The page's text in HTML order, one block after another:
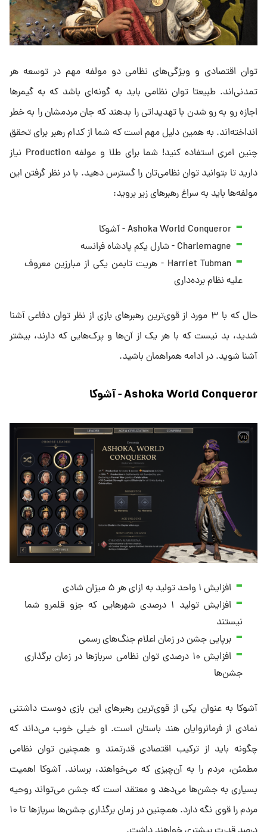
توان اقتصادی و ویژگی‌های نظامی دو مولفه مهم در توسعه هر
تمدنی‌اند. طبیعتا توان نظامی باید به گونه‌ای باشد که به گیمرها
اجازه رو به رو شدن با تهدیداتی را بدهند که جان مردمشان را به خطر
انداخته‌اند. به همین دلیل مهم است که شما از کدام رهبر برای تحقق
چنین امری استفاده کنید! شما برای طلا و مولفه Production نیاز
دارید تا بتوانید توان نظامی‌تان را گسترس دهید. با در نظر گرفتن این
مولفه‌ها باید به سراغ رهبرهای زیر بروید:
Ashoka World Conqueror - آشوکا
Charlemagne - شارل یکم پادشاه فرانسه
Harriet Tubman - هریت تابمن یکی از مبارزین معروف
علیه نظام برده‌داری
حال که با ۳ مورد از قوی‌ترین رهبرهای بازی از نظر توان دفاعی آشنا
شدید، بد نیست که با هر یک از آن‌ها و پرک‌هایی که دارند، بیشتر
آشنا شوید. در ادامه همراهمان باشید.
Ashoka World Conqueror - آشوکا
افزایش ۱ واحد تولید به ازای هر ۵ میزان شادی
افزایش تولید ۱ درصدی شهرهایی که جزو قلمرو شما
نیستند
برپایی جشن در زمان اعلام جنگ‌های رسمی
افزایش ۱۰ درصدی توان نظامی سربازها در زمان برگذاری
جشن‌ها
آشوکا به عنوان یکی از قوی‌ترین رهبرهای این بازی دوست داشتنی
نمادی از فرمانروایان هند باستان است. او خیلی خوب می‌داند که
چگونه باید از ترکیب اقتصادی قدرتمند و همچنین توان نظامی
مطمئن، مردم را به آن‌چیزی که می‌خواهند، برساند. آشوکا اهمیت
بسیاری به جشن‌ها می‌دهد و معتقد است که جشن می‌تواند روحیه
مردم را قوی نگه دارد. همچنین در زمان برگذاری جشن‌ها سربازها تا ۱۰